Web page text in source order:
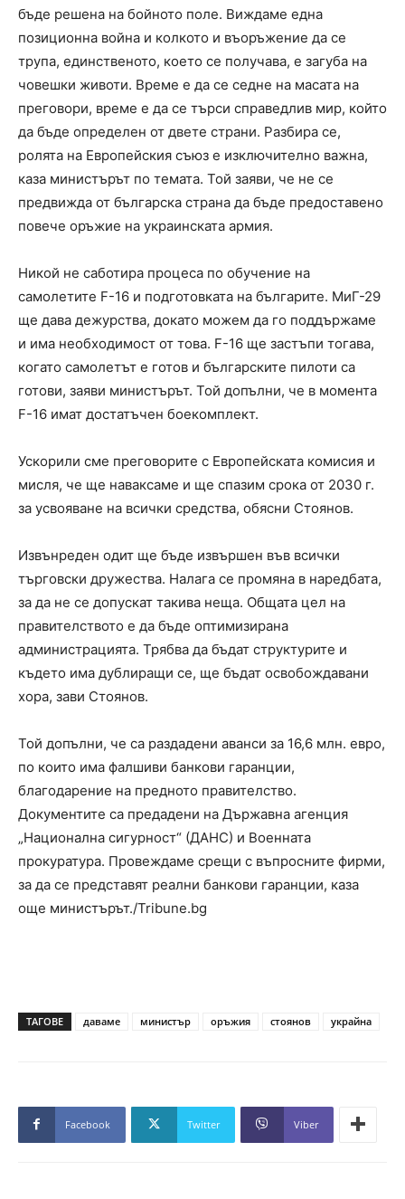
бъде решена на бойното поле. Виждаме една
позиционна война и колкото и въоръжение да се
трупа, единственото, което се получава, е загуба на
човешки животи. Време е да се седне на масата на
преговори, време е да се търси справедлив мир, който
да бъде определен от двете страни. Разбира се,
ролята на Европейския съюз е изключително важна,
каза министърът по темата. Той заяви, че не се
предвижда от българска страна да бъде предоставено
повече оръжие на украинската армия.
Никой не саботира процеса по обучение на
самолетите F-16 и подготовката на българите. МиГ-29
ще дава дежурства, докато можем да го поддържаме
и има необходимост от това. F-16 ще застъпи тогава,
когато самолетът е готов и българските пилоти са
готови, заяви министърът. Той допълни, че в момента
F-16 имат достатъчен боекомплект.
Ускорили сме преговорите с Европейската комисия и
мисля, че ще наваксаме и ще спазим срока от 2030 г.
за усвояване на всички средства, обясни Стоянов.
Извънреден одит ще бъде извършен във всички
търговски дружества. Налага се промяна в наредбата,
за да не се допускат такива неща. Общата цел на
правителството е да бъде оптимизирана
администрацията. Трябва да бъдат структурите и
където има дублиращи се, ще бъдат освобождавани
хора, зави Стоянов.
Той допълни, че са раздадени аванси за 16,6 млн. евро,
по които има фалшиви банкови гаранции,
благодарение на предното правителство.
Документите са предадени на Държавна агенция
„Национална сигурност“ (ДАНС) и Военната
прокуратура. Провеждаме срещи с въпросните фирми,
за да се представят реални банкови гаранции, каза
още министърът./Tribune.bg
ТАГОВЕ даваме министър оръжия стоянов украйна
Facebook Twitter Viber